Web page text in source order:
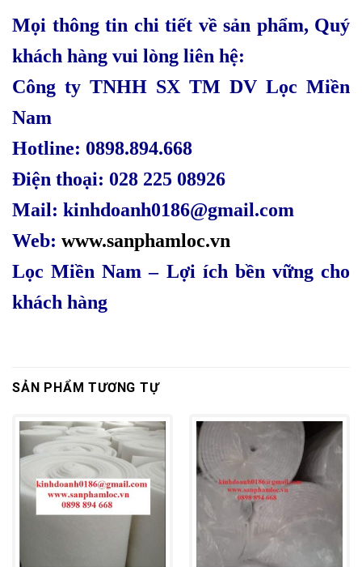
Mọi thông tin chi tiết về sản phẩm, Quý
khách hàng vui lòng liên hệ:
Công ty TNHH SX TM DV Lọc Miền
Nam
Hotline: 0898.894.668
Điện thoại: 028 225 08926
Mail: kinhdoanh0186@gmail.com
Web: www.sanphamloc.vn
Lọc Miền Nam – Lợi ích bền vững cho
khách hàng
SẢN PHẨM TƯƠNG TỰ